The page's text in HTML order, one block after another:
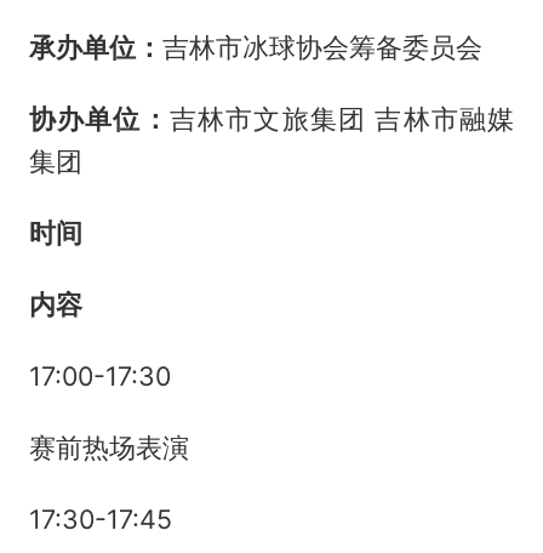
承办单位： 吉林市冰球协会筹备委员会
协办单位： 吉林市文旅集团 吉林市融媒
集团
时间
内容
17:00-17:30
赛前热场表演
17:30-17:45